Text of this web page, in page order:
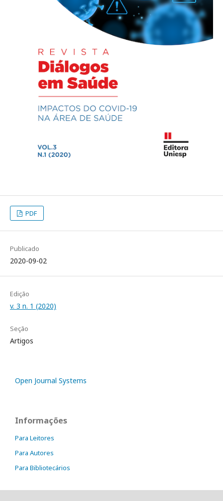
PDF
Publicado
2020-09-02
Edição
v. 3 n. 1 (2020)
Seção
Artigos
Open Journal Systems
Informações
Para Leitores
Para Autores
Para Bibliotecários